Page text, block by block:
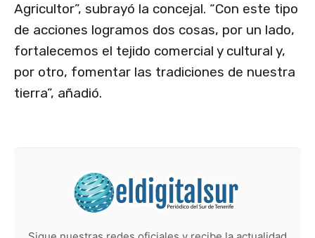
Agricultor”, subrayó la concejal. “Con este tipo
de acciones logramos dos cosas, por un lado,
fortalecemos el tejido comercial y cultural y,
por otro, fomentar las tradiciones de nuestra
tierra”, añadió.